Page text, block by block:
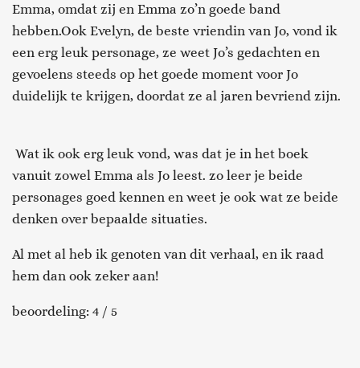
Emma, omdat zij en Emma zo’n goede band
hebben.Ook Evelyn, de beste vriendin van Jo, vond ik
een erg leuk personage, ze weet Jo’s gedachten en
gevoelens steeds op het goede moment voor Jo
duidelijk te krijgen, doordat ze al jaren bevriend zijn.
Wat ik ook erg leuk vond, was dat je in het boek
vanuit zowel Emma als Jo leest. zo leer je beide
personages goed kennen en weet je ook wat ze beide
denken over bepaalde situaties.
Al met al heb ik genoten van dit verhaal, en ik raad
hem dan ook zeker aan!
beoordeling: 4 / 5